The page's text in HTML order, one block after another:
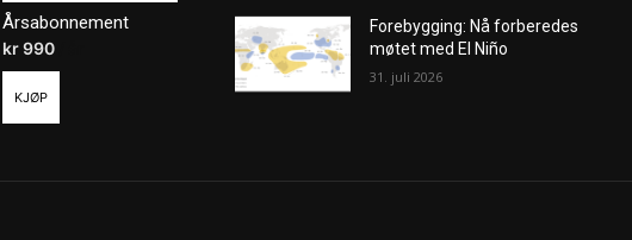
Årsabonnement
kr990
KJØP
Forebygging: Nå forberedes
møtet med El Niño
31. juli 2026